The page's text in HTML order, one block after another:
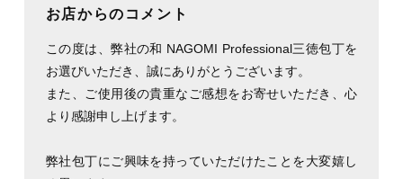
お店からのコメント
この度は、弊社の和 NAGOMI Professional三徳包丁を
お選びいただき、誠にありがとうございます。
また、ご使用後の貴重なご感想をお寄せいただき、心
より感謝申し上げます。
弊社包丁にご興味を持っていただけたことを大変嬉し